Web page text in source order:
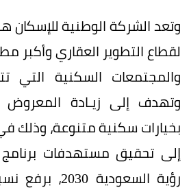
وتعد الشركة الوطنية للإسكان
لقطاع التطوير العقاري وأكبر
والمجتمعات السكنية التي
وتهدف إلى زيـادة المعروض
بخيارات سكنية متنوعة، وذلك
إلى تحقيق مستهدفات برنامج
رؤية السعودية